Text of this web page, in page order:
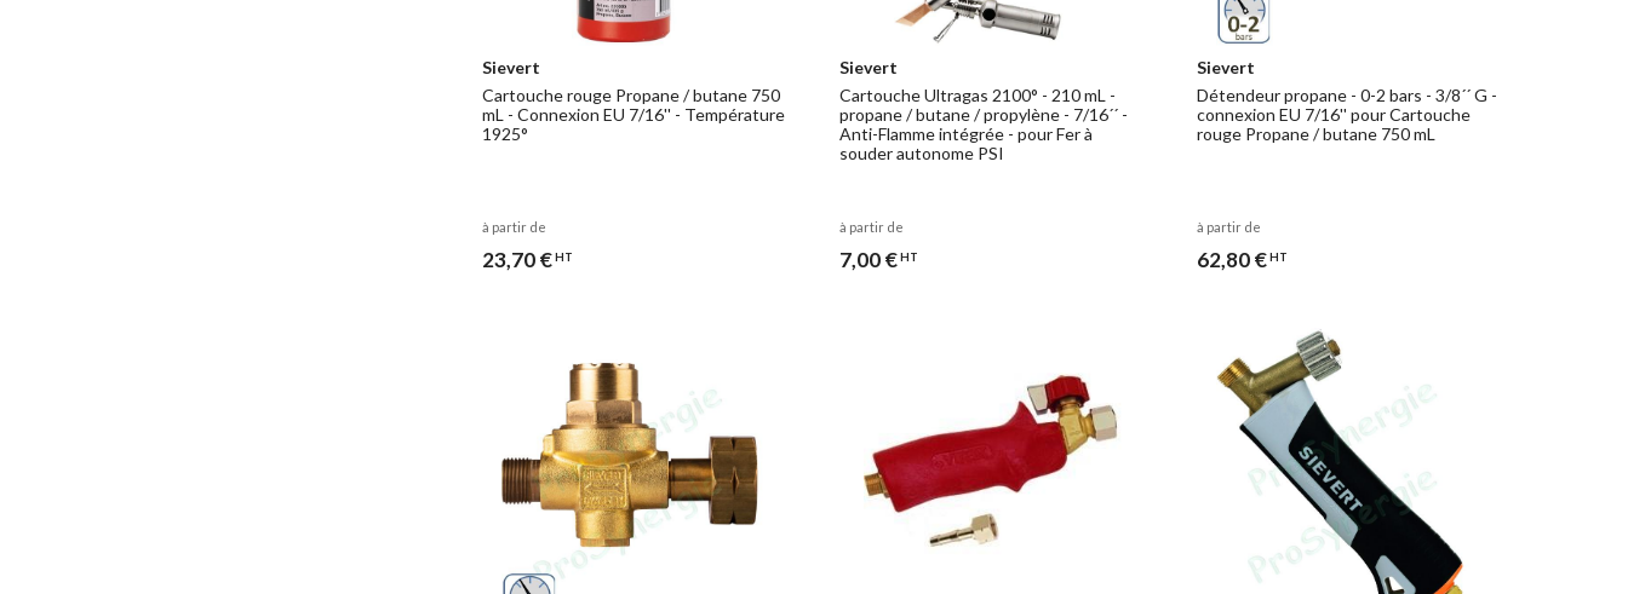
Sievert
Cartouche rouge Propane / butane 750
mL - Connexion EU 7/16'' - Température
1925°
à partir de
23,70 €HT
Sievert
Cartouche Ultragas 2100° - 210 mL -
propane / butane / propylène - 7/16´´ -
Anti-Flamme intégrée - pour Fer à
souder autonome PSI
à partir de
7,00 €HT
Sievert
Détendeur propane - 0-2 bars - 3/8´´ G -
connexion EU 7/16'' pour Cartouche
rouge Propane / butane 750 mL
à partir de
62,80 €HT